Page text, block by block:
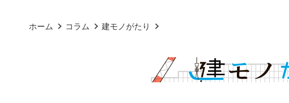
ホーム コラム 建モノがたり